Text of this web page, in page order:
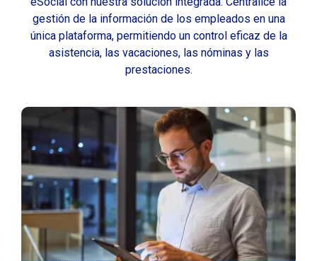
gestión de la información de los empleados en una
única plataforma, permitiendo un control eficaz de la
asistencia, las vacaciones, las nóminas y las
prestaciones.